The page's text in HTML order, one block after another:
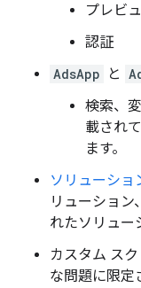
プレビ
認証
AdsApp
と
検索、変
載され
ます。
ソリューショ
リューション
れたソリュー
カスタム ス
な問題に限定